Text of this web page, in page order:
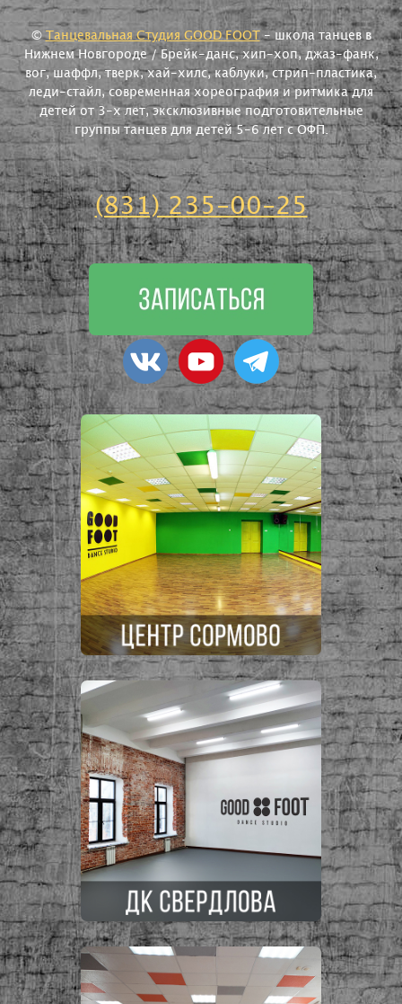
©Танцевальная Студия GOOD FOOT- школа танцев в
Нижнем Новгороде / Брейк-данс, хип-хоп, джаз-фанк,
вог, шаффл, тверк, хай-хилс, каблуки, стрип-пластика,
леди-стайл, современная хореография и ритмика для
детей от 3-х лет, эксклюзивные подготовительные
группы танцев для детей 5-6 лет с ОФП.
(831) 235-00-25